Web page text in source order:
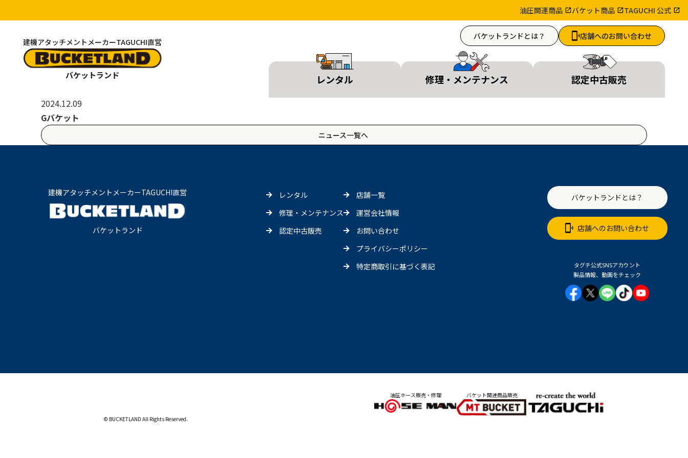
油圧関連商品 バケット商品 TAGUCHI 公式
建機アタッチメントメーカーTAGUCHI直営
バケットランド
バケットランドとは？ 店舗へのお問い合わせ
レンタル 修理・メンテナンス 認定中古販売
2024.12.09
Gバケット
ニュース一覧へ
建機アタッチメントメーカーTAGUCHI直営
バケットランド
レンタル
修理・メンテナンス
認定中古販売
店舗一覧
運営会社情報
お問い合わせ
プライバシーポリシー
特定商取引に基づく表記
バケットランドとは？
店舗へのお問い合わせ
タグチ公式SNSアカウント
製品情報、動画をチェック
© BUCKETLAND All Rights Reserved.
油圧ホース販売・修理 バケット関連商品販売